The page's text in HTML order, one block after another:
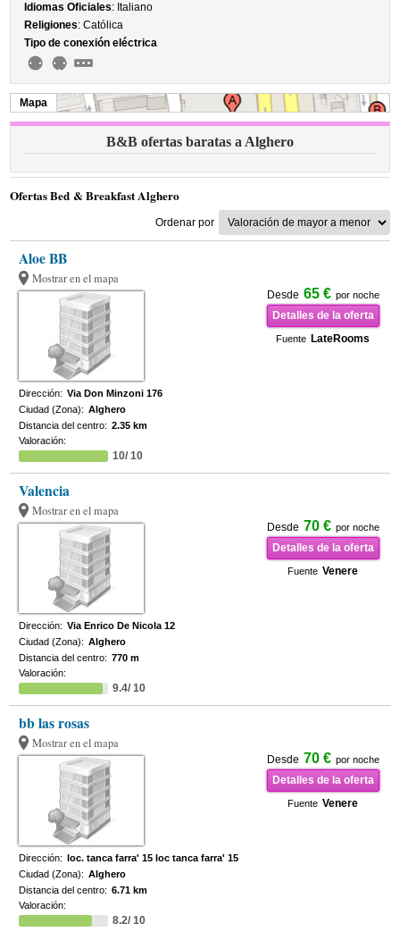
Idiomas Oficiales: Italiano
Religiones: Católica
Tipo de conexión eléctrica
Mapa
B&B ofertas baratas a Alghero
Ofertas Bed & Breakfast Alghero
Ordenar por
Aloe BB
Mostrar en el mapa
Desde 65 € por noche
Detalles de la oferta
Fuente LateRooms
Dirección: Via Don Minzoni 176
Ciudad (Zona): Alghero
Distancia del centro: 2.35 km
Valoración:
10/ 10
Valencia
Mostrar en el mapa
Desde 70 € por noche
Detalles de la oferta
Fuente Venere
Dirección: Via Enrico De Nicola 12
Ciudad (Zona): Alghero
Distancia del centro: 770 m
Valoración:
9.4/ 10
bb las rosas
Mostrar en el mapa
Desde 70 € por noche
Detalles de la oferta
Fuente Venere
Dirección: loc. tanca farra' 15 loc tanca farra' 15
Ciudad (Zona): Alghero
Distancia del centro: 6.71 km
Valoración:
8.2/ 10